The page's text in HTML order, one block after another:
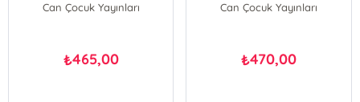
Can Çocuk Yayınları
₺465,00
Can Çocuk Yayınları
₺470,00